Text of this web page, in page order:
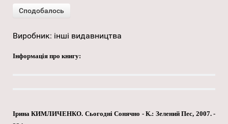
Виробник: інші видавництва
Інформація про книгу:
Ірина КИМЛИЧЕНКО. Сьогодні Сонячно - К.: Зелений Пес, 2007. -